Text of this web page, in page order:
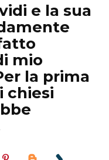
e la sua
mio
la prima
chiesi